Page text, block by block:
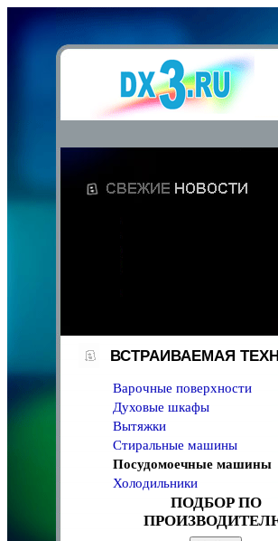
ВСТРАИВАЕМАЯ
Варочные поверхности
Духовые шкафы
Вытяжки
Стиральные машины
Посудомоечные машины
Холодильники
ПОДБОР ПО